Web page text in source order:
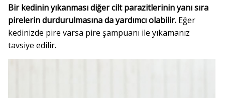
Bir kedinin yıkanması diğer cilt parazitlerinin yanı sıra
pirelerin durdurulmasına da yardımcı olabilir.Eğer
kedinizde pire varsa pire şampuanı ile yıkamanız
tavsiye edilir.